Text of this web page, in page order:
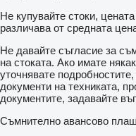
Не купувайте стоки,
различава от средната
Не давайте съгласие за
на стоката. Ако имате
уточнявате
документи на техниката,
документите, задавайте
Съмнително авансово